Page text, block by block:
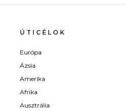
ÚTICÉLOK
Európa
Ázsia
Amerika
Afrika
Ausztrália